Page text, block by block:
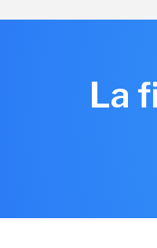
La